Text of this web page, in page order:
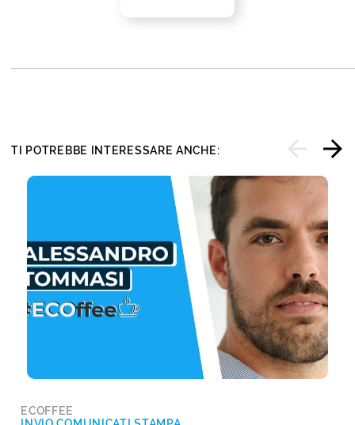
TI POTREBBE INTERESSARE ANCHE:
ECOFFEE